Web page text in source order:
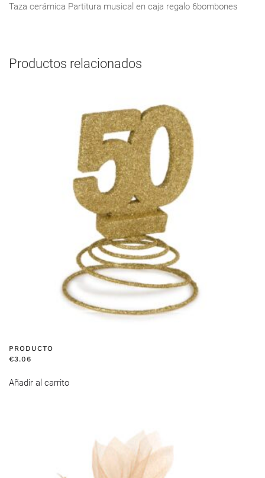
Taza cerámica Partitura musical en caja regalo 6bombones
Productos relacionados
PRODUCTO
€3.06
Añadir al carrito